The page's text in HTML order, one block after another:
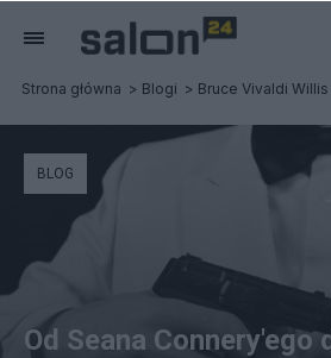
Strona główna Blogi Bruce Vivaldi Willis
BLOG
Od Seana Connery'ego